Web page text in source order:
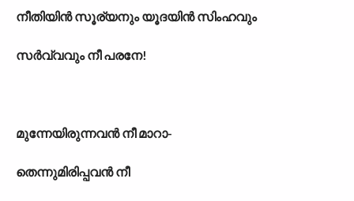
നീതിയിൻ സൂര്യനും യൂദയിൻ സിംഹവും
സർവ്വവും നീ പരനേ!
മുന്നേയിരുന്നവൻ നീ മാറാ-
തെന്നുമിരിപ്പവൻ നീ